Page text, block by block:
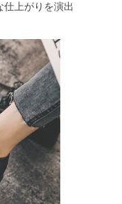
上がりを演出